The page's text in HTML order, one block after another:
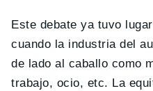
Este debate ya tuvo
cuando la industria del
de lado al caballo como
trabajo, ocio, etc. La